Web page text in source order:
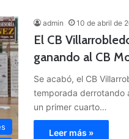
admin 10 de abril de
El CB
ganando al CB
Se acabó, el CB
temporada derrotando
un primer cuarto…
Leer más »